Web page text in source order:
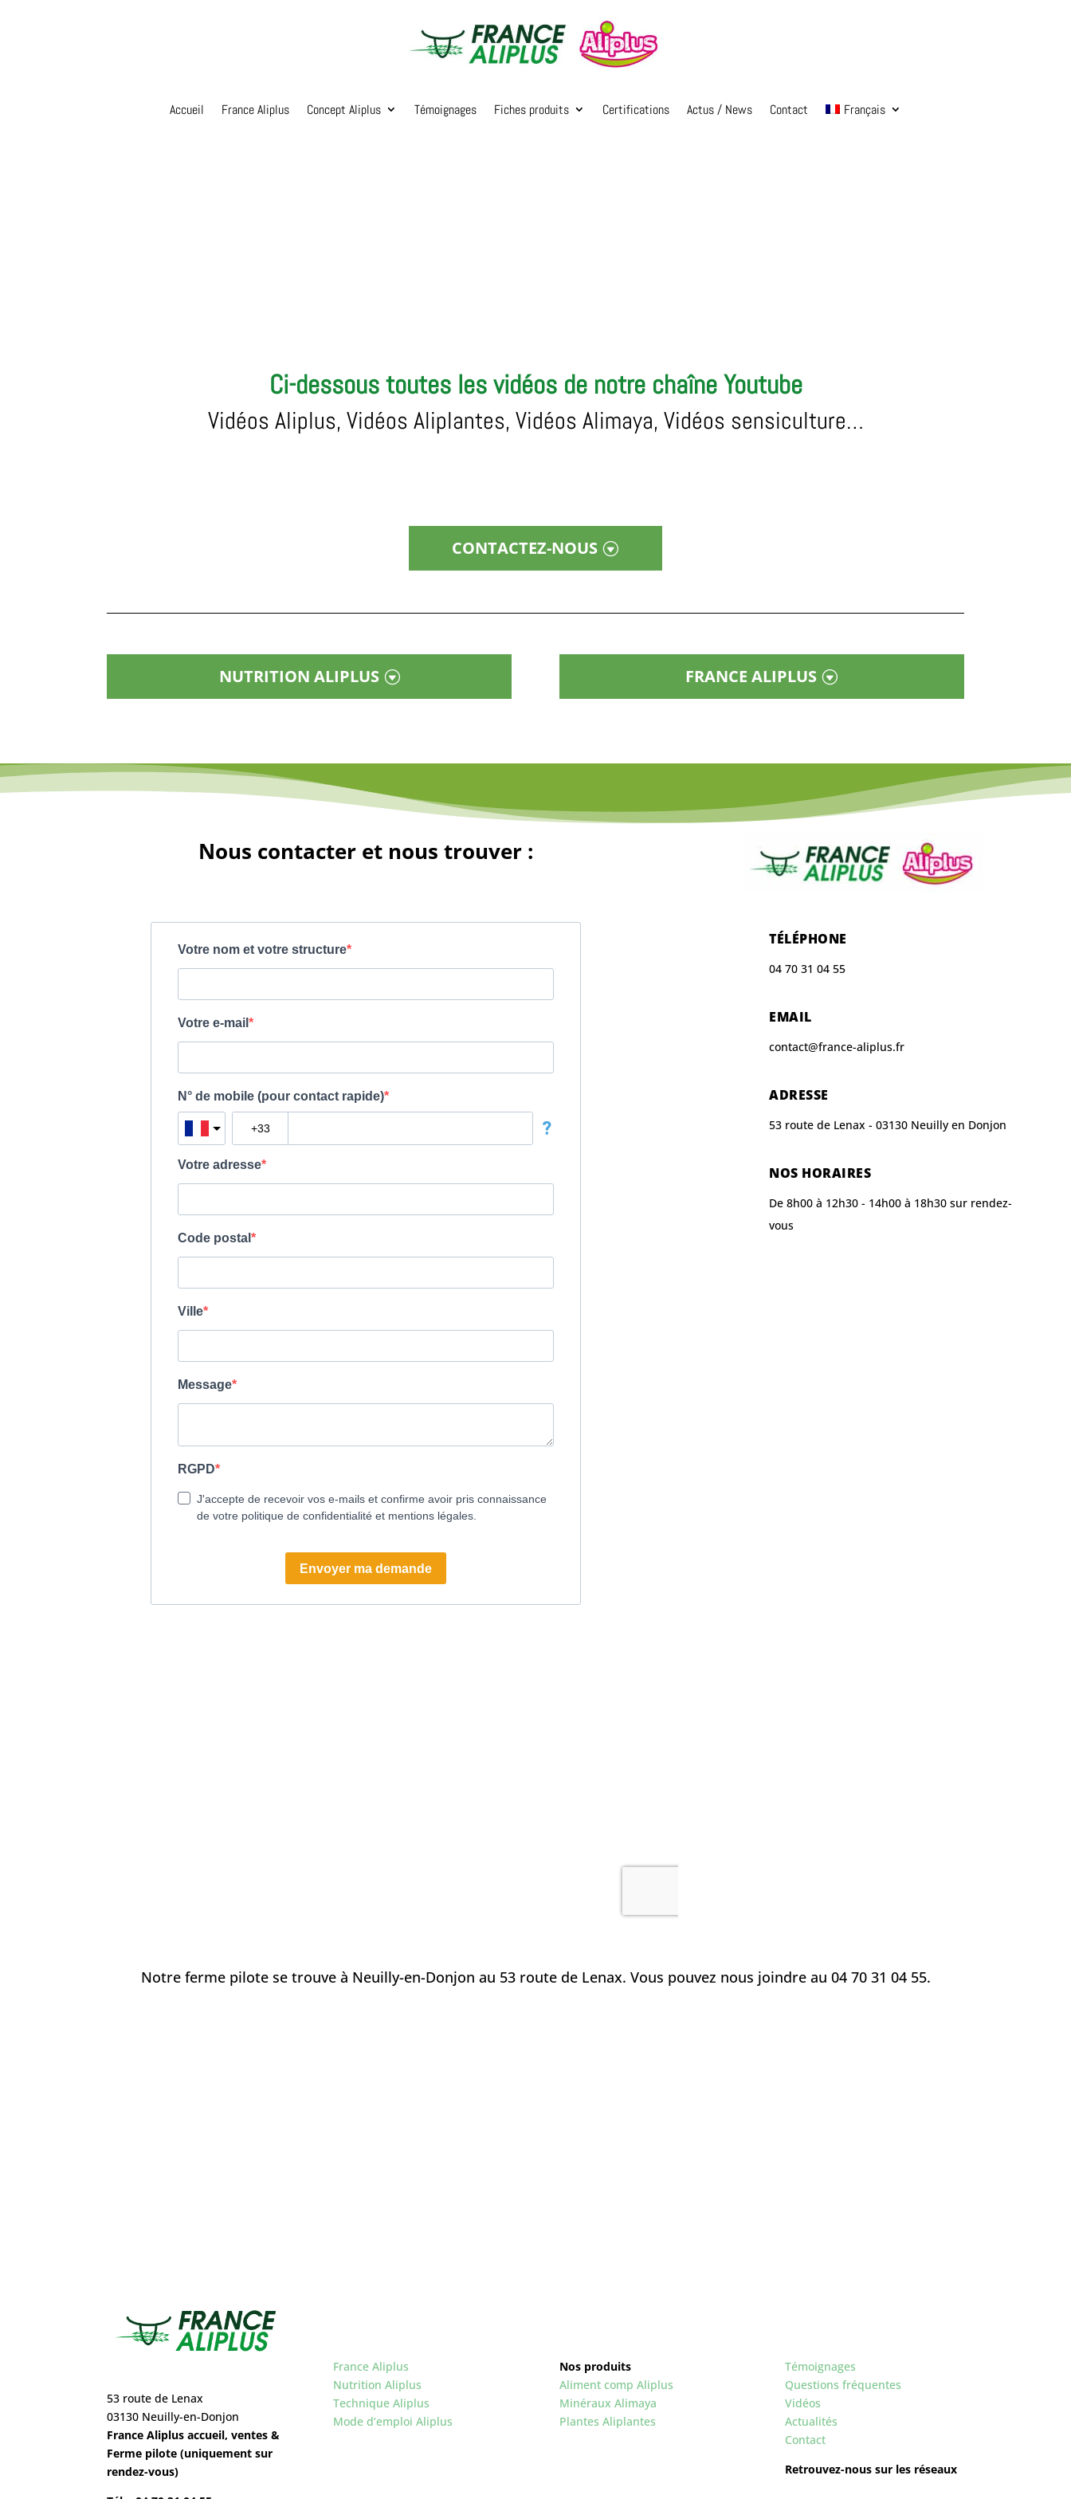
Accueil France Aliplus Concept Aliplus Témoignages Fiches produits Certifications Actus / News Contact Français
Ci-dessous toutes les vidéos de notre chaîne Youtube
Vidéos Aliplus, Vidéos Aliplantes, Vidéos Alimaya, Vidéos sensiculture…
CONTACTEZ-NOUS
NUTRITION ALIPLUS FRANCE ALIPLUS
Nous contacter et nous trouver :
TÉLÉPHONE
04 70 31 04 55
EMAIL
contact@france-aliplus.fr
ADRESSE
53 route de Lenax - 03130 Neuilly en Donjon
NOS HORAIRES
De 8h00 à 12h30 - 14h00 à 18h30 sur rendez-
vous
Notre ferme pilote se trouve à Neuilly-en-Donjon au 53 route de Lenax. Vous pouvez nous joindre au 04 70 31 04 55.
53 route de Lenax
03130 Neuilly-en-Donjon
France Aliplus accueil, ventes &
Ferme pilote (uniquement sur
rendez-vous)
France Aliplus
Nutrition Aliplus
Technique Aliplus
Mode d’emploi Aliplus
Nos produits
Aliment comp Aliplus
Minéraux Alimaya
Plantes Aliplantes
Témoignages
Questions fréquentes
Vidéos
Actualités
Contact
Retrouvez-nous sur les réseaux